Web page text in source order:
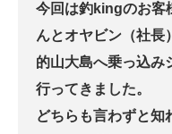
今回は釣kingのお客
んとオヤビン（社長
的山大島へ乗っ込み
行ってきました。
どちらも言わずと知